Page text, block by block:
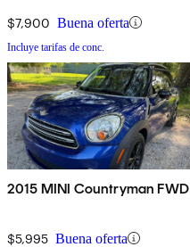
$7,900 Buena oferta
Incluye tarifas de conc.
2015 MINI Countryman FWD
$5,995 Buena oferta